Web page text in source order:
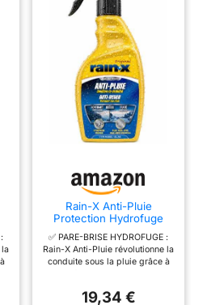
la
Rain-X Anti-Pluie
Protection Hydrofuge
Brise - 500 ML
✅ PARE-BRISE HYDROFUGE :
Rain-X Anti-Pluie révolutionne la
conduite sous la pluie grâce à
traitement sur le pare-brise, une
19,34 €